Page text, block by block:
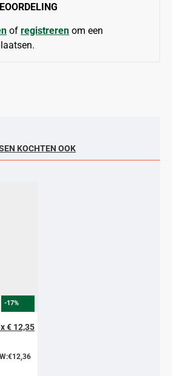
of registreren om een
KOCHTEN OOK
-17%